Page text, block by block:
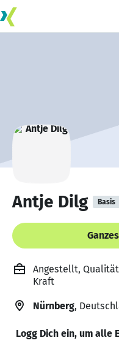
Antje Dilg Basis
Angestellt,
Kraft
Nürnberg,
Logg Dich ein, um alle